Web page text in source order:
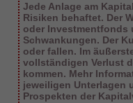
Jede Anlage am
Risiken behaftet. Der
oder Investmentfonds
Schwankungen. Der
oder fallen. Im
vollständigen Verlust
kommen. Mehr
jeweiligen Unterlagen
Prospekten der